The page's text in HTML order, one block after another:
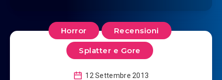
Horror Recensioni
Splatter e Gore
12 Settembre 2013